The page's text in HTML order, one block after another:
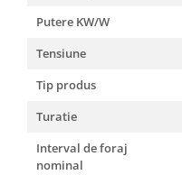
Putere KW/W
Tensiune
Tip produs
Turatie
Interval de foraj
nominal